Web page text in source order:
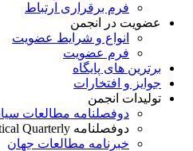
فرم برقراری ارتباط
عضویت در انجمن
انواع و شرایط عضویت
فرم عضویت
برترین های پایگاه
جوایز و افتخارات
تولیدات انجمن
دوفصلنامه مطالعات
دوفصلنامه World Sociopolitical Quarterly
خبرنامه مطالعات جهان